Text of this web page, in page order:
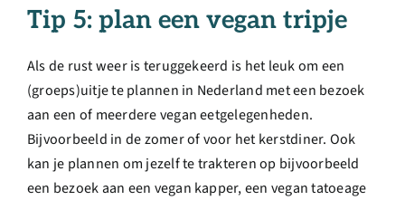
Tip 5: plan een vegan tripje
Als de rust weer is teruggekeerd is het leuk om een
(groeps)uitje te plannen in Nederland met een bezoek
aan een of meerdere vegan eetgelegenheden.
Bijvoorbeeld in de zomer of voor het kerstdiner. Ook
kan je plannen om jezelf te trakteren op bijvoorbeeld
een bezoek aan een vegan kapper, een vegan tatoeage